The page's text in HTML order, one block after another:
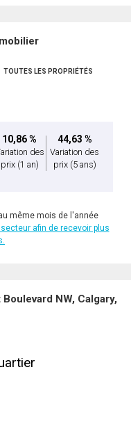
TOUTES LES PROPRIÉTÉS
10,86 %
des
prix (1 an)
44,63 %
Variation des
prix (5 ans)
même mois de l'année
afin de recevoir plus
NW, Calgary,